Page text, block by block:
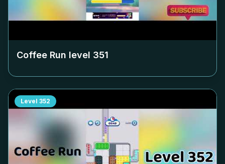
Coffee Run level 351
Level 352